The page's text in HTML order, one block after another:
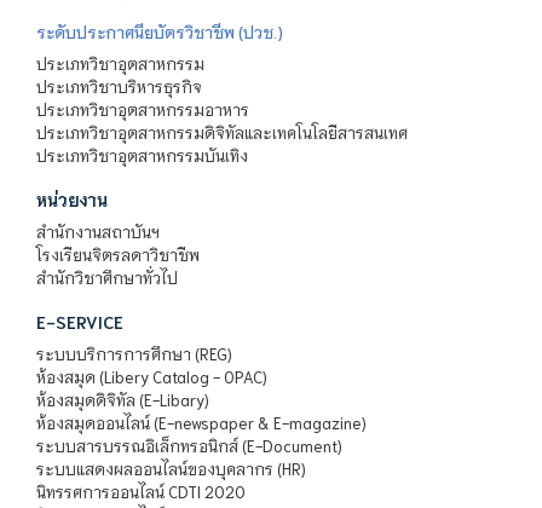
ระดับประกาศนียบัตรวิชาชีพ (ปวช.)
ประเภทวิชาอุตสาหกรรม
ประเภทวิชาบริหารธุรกิจ
ประเภทวิชาอุตสาหกรรมอาหาร
ประเภทวิชาอุตสาหกรรมดิจิทัลและเทคโนโลยีสารสนเทศ
ประเภทวิชาอุตสาหกรรมบันเทิง
หน่วยงาน
สำนักงานสถาบันฯ
โรงเรียนจิตรลดาวิชาชีพ
สำนักวิชาศึกษาทั่วไป
E-SERVICE
ระบบบริการการศึกษา (REG)
ห้องสมุด (Libery Catalog - OPAC)
ห้องสมุดดิจิทัล (E-Libary)
ห้องสมุดออนไลน์ (E-newspaper & E-magazine)
ระบบสารบรรณอิเล็กทรอนิกส์ (E-Document)
ระบบแสดงผลออนไลน์ของบุคลากร (HR)
นิทรรศการออนไลน์ CDTI 2020